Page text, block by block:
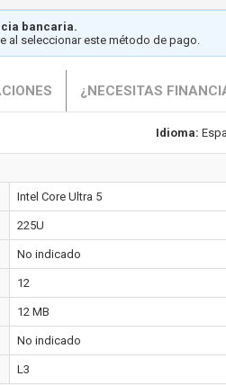
bancaria.
al seleccionar este método de pago.
¿NECESITAS
Idioma:
Intel Core Ultra 5
225U
No indicado
12
12 MB
No indicado
L3